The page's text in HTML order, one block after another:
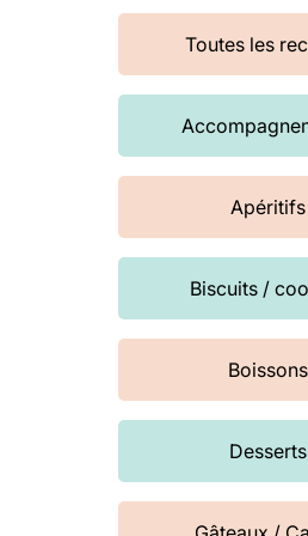
Toutes les
Apéritifs
Biscuits /
Boissons
Desserts